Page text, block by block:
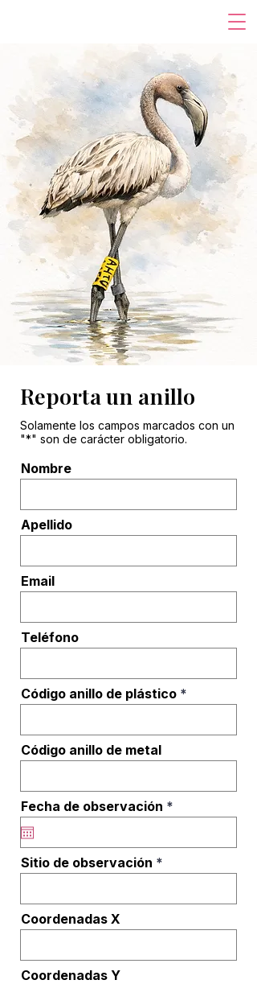
Reporta un anillo
Solamente los campos marcados con un
"*" son de carácter obligatorio.
Nombre
Apellido
Email
Teléfono
Código anillo de plástico
Código anillo de metal
Fecha de observación *
e
u
r
Sitio de observación
Coordenadas X
Coordenadas Y